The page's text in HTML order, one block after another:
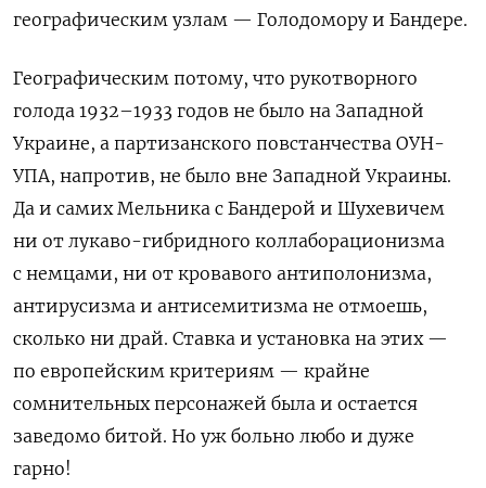
географическим узлам — Голодомору и Бандере.
Географическим потому, что рукотворного
голода 1932–1933 годов не было на Западной
Украине, а партизанского повстанчества ОУН-
УПА, напротив, не было вне Западной Украины.
Да и самих Мельника с Бандерой и Шухевичем
ни от лукаво-гибридного коллаборационизма
с немцами, ни от кровавого антиполонизма,
антирусизма и антисемитизма не отмоешь,
сколько ни драй. Ставка и установка на этих —
по европейским критериям — крайне
сомнительных персонажей была и остается
заведомо битой. Но уж больно любо и дуже
гарно!